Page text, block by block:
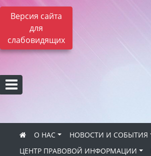
Версия сайта
для
слабовидящих
О НАС НОВОСТИ И СОБЫТИЯ
ЦЕНТР ПРАВОВОЙ ИНФОРМАЦИИ